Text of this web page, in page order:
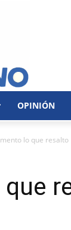
OPINIÓN
lo que resalto